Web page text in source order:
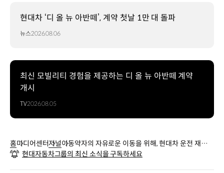
현대차 ‘디 올 뉴 아반떼’, 계약 첫날 1만 대 돌파
뉴스2026.08.06
최신 모빌리티 경험을 제공하는 디 올 뉴 아반떼 계약
개시
TV2026.08.05
홈미디어센터저널이동약자의 자유로운 이동을 위해, 현대차 운전 재활
지원 프로그램
현대자동차그룹의 최신 소식을 구독하세요